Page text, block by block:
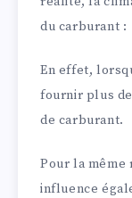
du carburant :
En effet,
fournir plus
de carburant.
Pour la même
influence